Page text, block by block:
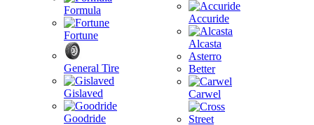
Formula
Fortune
General Tire
Gislaved
Goodride
Accuride
Alcasta
Asterro
Better
Carwel